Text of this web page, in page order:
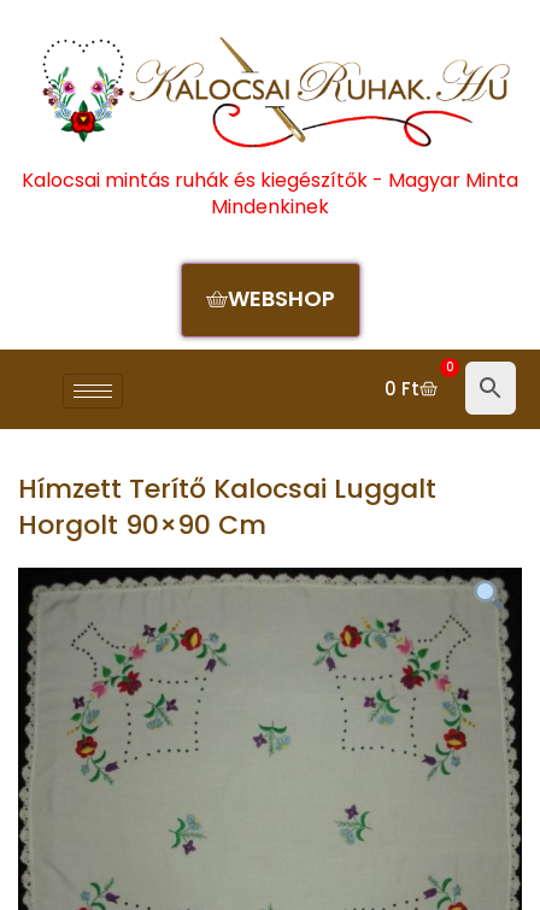
Kalocsai mintás ruhák és kiegészítők - Magyar Minta
Mindenkinek
WEBSHOP
0 Ft
0
Hímzett Terítő Kalocsai Luggalt
Horgolt 90×90 Cm